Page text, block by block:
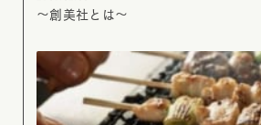
～創美社とは～